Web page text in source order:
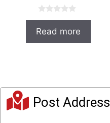
0
u
Read more
Post Address